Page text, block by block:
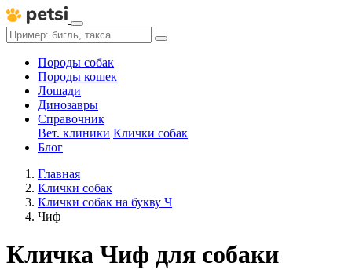
Породы собак
Породы кошек
Лошади
Динозавры
Справочник
Вет. клиники Клички собак
Блог
Главная
Клички собак
Клички собак на букву Ч
Чиф
Кличка Чиф для собаки